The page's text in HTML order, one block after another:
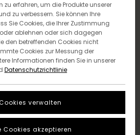
zu erfahren, um die Produkte unserer
zu verbessern. Sie können Ihre
Sie Cookies, die Ihrer Zustimmung
ablehnen oder sich dagegen
den betreffenden Cookies nicht
Cookies zur Messung der
Informationen finden Sie in unserer
Datenschutzrichtlinie
verwalten
Cookies akzeptieren